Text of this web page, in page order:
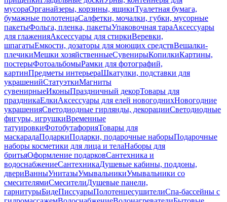
мусораОрганайзеры, корзины, ящикиТуалетная бумага,
бумажные полотенцаСалфетки, мочалки, губки, мусорные
пакетыФольга, пленка, пакетыУпаковочная тараАксессуары
для глаженияАксессуары для стиркиВеревки,
шпагатыЕмкости, дозаторы для моющих средствВешалки-
плечикиМешки хозяйственныеСувенирыКопилкиКартины,
постерыФотоальбомыРамки для фотографий,
картинПредметы интерьераШкатулки, подставки для
украшенийСтатуэткиМагниты
сувенирныеИконыПраздничный декорТовары для
праздникаЕлкиАксессуары для елей новогоднихНовогодние
украшенияСветодиодные гирлянды, декорацииСветодиодные
фигуры, игрушкиВременные
татуировкиФотобутафорияТовары для
маскарадаПодаркиПодарки, подарочные наборыПодарочные
наборы косметики для лица и телаНаборы для
бритьяОформление подарковСантехника и
водоснабжениеСантехникаДушевые кабины, поддоны,
двериВанныУнитазыУмывальникиУмывальники со
смесителямиСмесителиДушевые панели,
гарнитурыБидеПиссуарыПолотенцесушителиСпа-бассейны с